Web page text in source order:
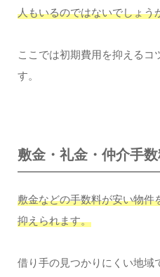
人もいるのではないでしょう
ここでは初期費用を抑えるコ
す。
敷金・礼金・仲介手
敷金などの手数料が安い物件
抑えられます。
借り手の見つかりにくい地域